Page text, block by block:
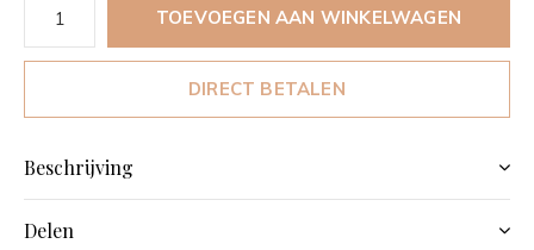
TOEVOEGEN AAN WINKELWAGEN
DIRECT BETALEN
Beschrijving
Delen